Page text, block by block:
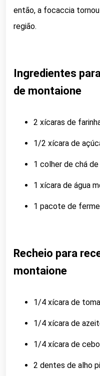
então, a focaccia
região.
Ingredientes
de montaione
2 xícaras de
1/2 xícara de
1 colher de chá de
1 xícara de água
1 pacote de
Recheio para
montaione
1/4 xícara de
1/4 xícara de
1/4 xícara de
2 dentes de alho